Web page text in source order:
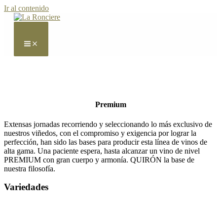
Ir al contenido
Premium
Extensas jornadas recorriendo y seleccionando lo más exclusivo de
nuestros viñedos, con el compromiso y exigencia por lograr la
perfección, han sido las bases para producir esta línea de vinos de
alta gama. Una paciente espera, hasta alcanzar un vino de nivel
PREMIUM con gran cuerpo y armonía. QUIRÓN la base de
nuestra filosofía.
Variedades